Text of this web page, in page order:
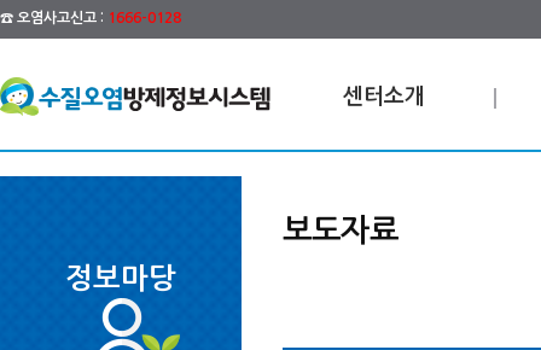
☎ 오염사고신고 : 1666-0128
센터소개
정보마당
보도자료